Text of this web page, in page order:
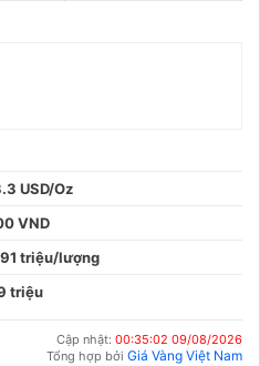
USD/Oz
VND
triệu/lượng
triệu
Cập nhật: 00:35:02 09/08/2026
Tổng hợp bởi Giá Vàng Việt Nam